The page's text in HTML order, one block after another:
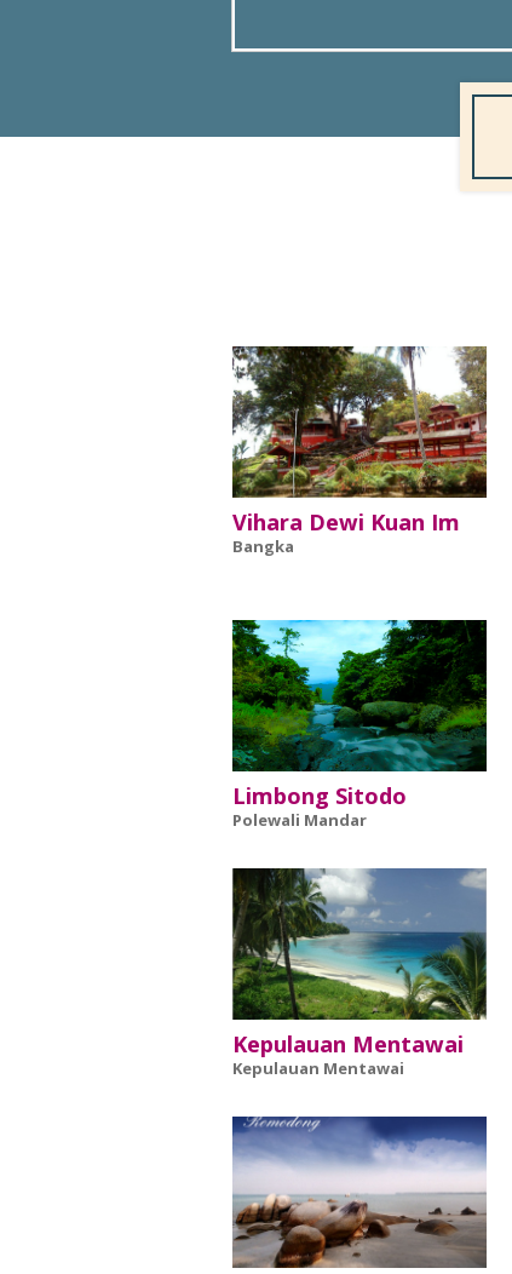
Vihara Dewi Kuan Im
Bangka
Limbong Sitodo
Polewali Mandar
Kepulauan Mentawai
Kepulauan Mentawai